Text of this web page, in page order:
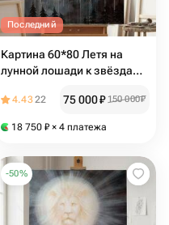
Последний
Картина 60*80 Летя на
лунной лошади к звёздам,
4.4322 75 000₽ 150 000₽
18 750 ₽ × 4 платежа
-50%